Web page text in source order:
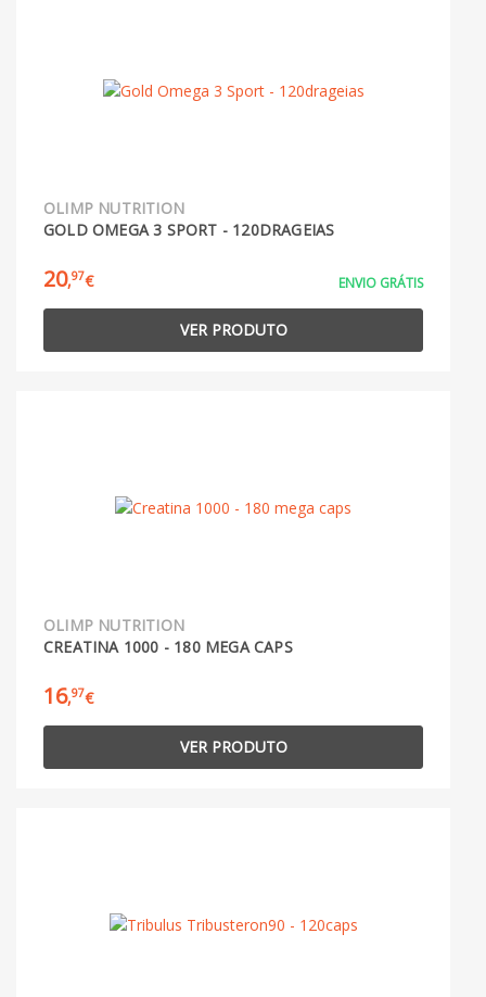
OLIMP NUTRITION
GOLD OMEGA 3 SPORT - 120DRAGEIAS
20,97€ ENVIO GRÁTIS
VER PRODUTO
OLIMP NUTRITION
CREATINA 1000 - 180 MEGA CAPS
16,97€
VER PRODUTO